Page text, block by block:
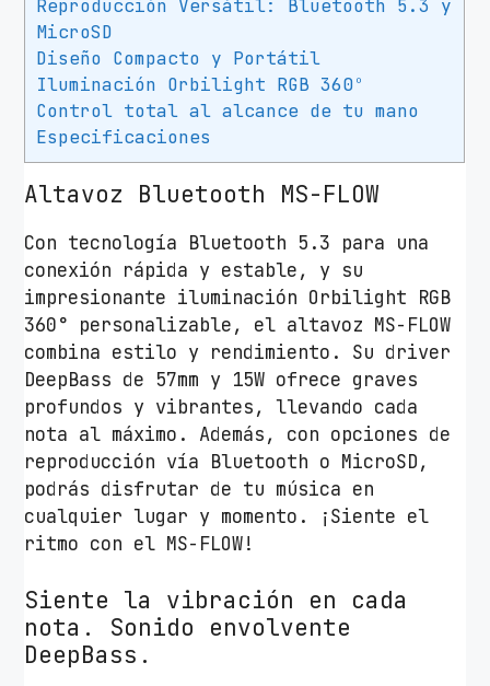
m
i
g
M
S
-
F
L
O
W
/
1
5
W
1
.
0
Reproducción Versátil: Bluetooth 5.3 y
MicroSD
Diseño Compacto y Portátil
Iluminación Orbilight RGB 360º
Control total al alcance de tu mano
Especificaciones
Altavoz Bluetooth MS-FLOW
Con tecnología Bluetooth 5.3 para una
conexión rápida y estable, y su
impresionante iluminación Orbilight RGB
360° personalizable, el altavoz MS-FLOW
combina estilo y rendimiento. Su driver
DeepBass de 57mm y 15W ofrece graves
profundos y vibrantes, llevando cada
nota al máximo. Además, con opciones de
reproducción vía Bluetooth o MicroSD,
podrás disfrutar de tu música en
cualquier lugar y momento. ¡Siente el
ritmo con el MS-FLOW!
Siente la vibración en cada
nota. Sonido envolvente
DeepBass.